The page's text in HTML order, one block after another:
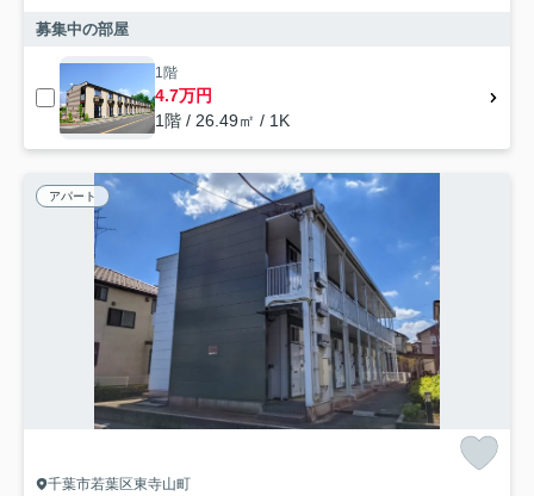
募集中の部屋
1階
4.7万円
1階 / 26.49㎡ / 1K
アパート
千葉市若葉区東寺山町